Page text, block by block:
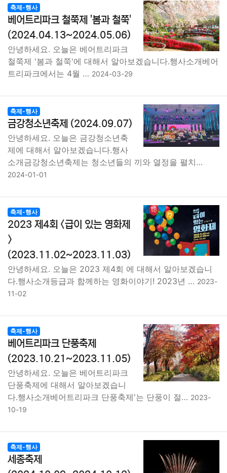
축제-행사
베어트리파크 철쭉제 '봄과 철쭉'
(2024.04.13~2024.05.06)
안녕하세요. 오늘은 베어트리파크
철쭉제 '봄과 철쭉'에 대해서 알아보겠습니다.행사소개베어
트리파크에서는 4월 … 2024-03-29
축제-행사
금강청소년축제 (2024.09.07)
안녕하세요. 오늘은 금강청소년축
제에 대해서 알아보겠습니다.행사
소개금강청소년축제는 청소년들의 끼와 열정을 펼치…
2024-01-01
축제-행사
2023 제4회 <급이 있는 영화제
>
(2023.11.02~2023.11.03)
안녕하세요. 오늘은 2023 제4회 에 대해서 알아보겠습니
다.행사소개등급과 함께하는 영화이야기! 2023년 … 2023-
11-02
축제-행사
베어트리파크 단풍축제
(2023.10.21~2023.11.05)
안녕하세요. 오늘은 베어트리파크
단풍축제에 대해서 알아보겠습니
다.행사소개베어트리파크 단풍축제'는 단풍이 절… 2023-
10-19
축제-행사
세종축제